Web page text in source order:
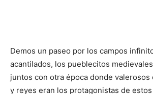
Demos un paseo por los campos
acantilados, los pueblecitos
juntos con otra época donde valerosos
y reyes eran los protagonistas de